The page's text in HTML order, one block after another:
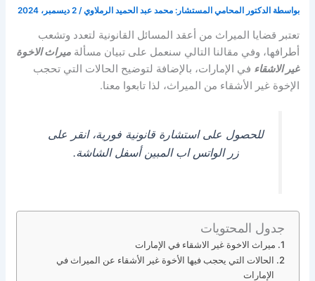
بواسطة الدكتور المحامي المستشار: محمد عبد الحميد الرملاوي/2 ديسمبر، 2024
تعتبر قضايا الميراث من أعقد المسائل القانونية لتعدد وتشعب
أطرافها، وفي مقالنا التالي سنعمل على تبيان مسألةميراث الاخوة
غير الاشقاء في الإمارات، بالإضافة لتوضيح الحالات التي تحجب
الإخوة غير الأشقاء من الميراث، لذا تابعوا معنا.
للحصول على استشارة قانونية فورية، انقر على
زر الواتس اب المبين أسفل الشاشة.
جدول المحتويات
ميراث الاخوة غير الاشقاء في الإمارات
الحالات التي يحجب فيها الأخوة غير الأشقاء عن الميراث في
الإمارات